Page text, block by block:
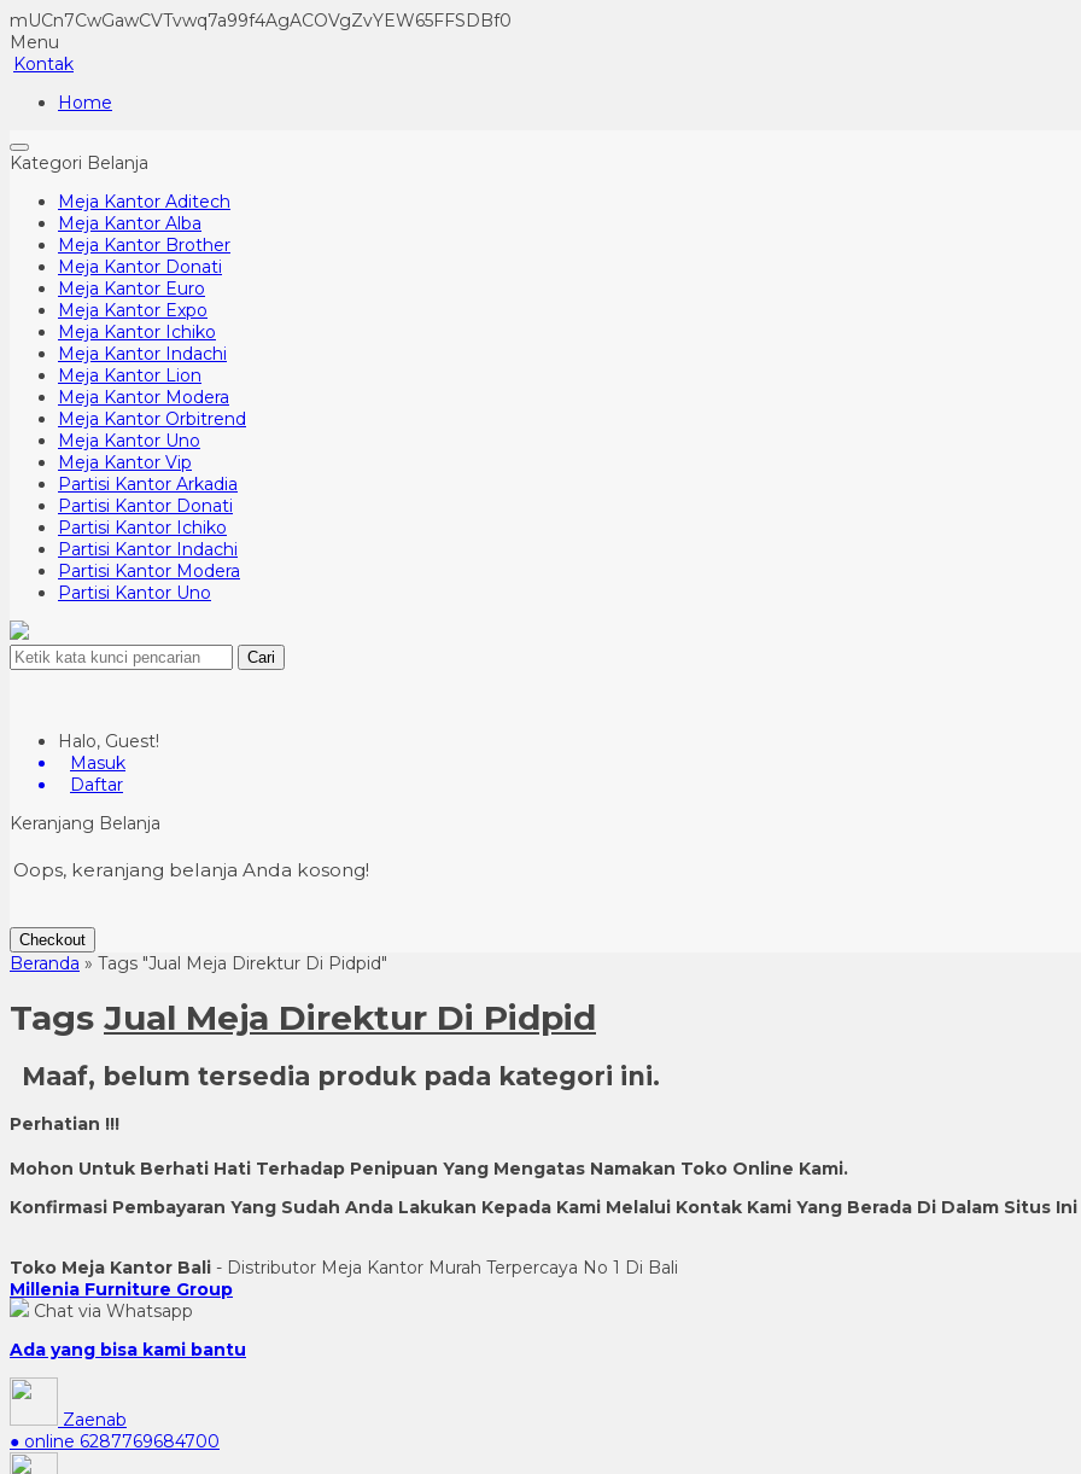
mUCn7CwGawCVTvwq7a99f4AgACOVgZvYEW65FFSDBf0
Menu
Kontak
Home
Kategori Belanja
Meja Kantor Aditech
Meja Kantor Alba
Meja Kantor Brother
Meja Kantor Donati
Meja Kantor Euro
Meja Kantor Expo
Meja Kantor Ichiko
Meja Kantor Indachi
Meja Kantor Lion
Meja Kantor Modera
Meja Kantor Orbitrend
Meja Kantor Uno
Meja Kantor Vip
Partisi Kantor Arkadia
Partisi Kantor Donati
Partisi Kantor Ichiko
Partisi Kantor Indachi
Partisi Kantor Modera
Partisi Kantor Uno
Cari
Halo, Guest!
Masuk
Daftar
Keranjang Belanja
Oops, keranjang belanja Anda kosong!
Checkout
Beranda » Tags "Jual Meja Direktur Di Pidpid"
Tags Jual Meja Direktur Di Pidpid
Maaf, belum tersedia produk pada kategori ini.
Perhatian !!!
Mohon Untuk Berhati Hati Terhadap Penipuan Yang Mengatas Namakan Toko Online Kami.
Konfirmasi Pembayaran Yang Sudah Anda Lakukan Kepada Kami Melalui Kontak Kami Yang Berada Di Dalam Situs Ini
Toko Meja Kantor Bali - Distributor Meja Kantor Murah Terpercaya No 1 Di Bali
Millenia Furniture Group
Chat via Whatsapp
Ada yang bisa kami bantu
Zaenab
● online 6287769684700